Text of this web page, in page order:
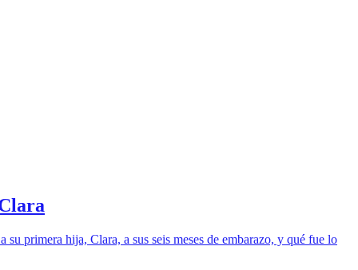
primera hija, Clara, a sus seis meses de embarazo, y qué fue lo